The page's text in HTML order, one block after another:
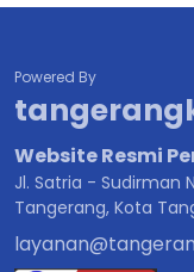
Powered By
Website Resmi
Jl. Satria - Sudirman
Tangerang, Kota